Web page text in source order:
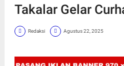
Takalar Gelar
Redaksi Agustus 22, 2025